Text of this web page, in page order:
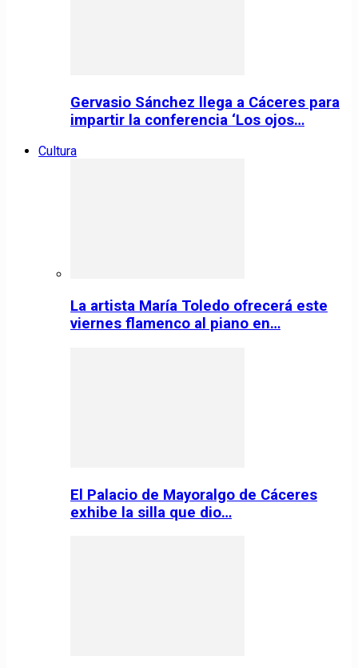
Gervasio Sánchez llega a Cáceres para
impartir la conferencia ‘Los ojos…
Cultura
La artista María Toledo ofrecerá este
viernes flamenco al piano en…
El Palacio de Mayoralgo de Cáceres
exhibe la silla que dio…